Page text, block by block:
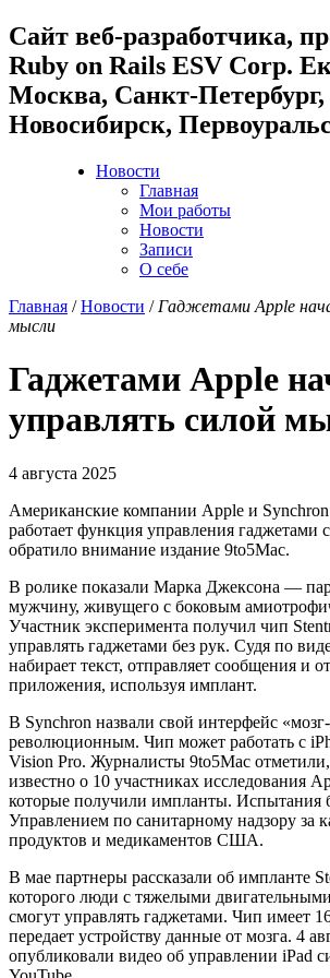
Cайт веб-разработчика,
Ruby on Rails ESV Corp.
Москва, Санкт-Петербург,
Новосибирск,
Новости
Главная
Мои работы
Новости
Записи
О себе
Главная /Новости / Гаджетами Apple
мысли
Гаджетами Apple
управлять силой
4 августа 2025
Американские компании Apple и Synchron
работает функция управления гаджетами
обратило внимание издание 9to5Mac.
В ролике показали Марка Джексона —
мужчину, живущего с боковым
Участник эксперимента получил чип
управлять гаджетами без рук. Судя по
набирает текст, отправляет сообщения и
приложения, используя имплант.
В Synchron назвали свой интерфейс
революционным. Чип может работать с
Vision Pro. Журналисты 9to5Mac отметили,
известно о 10 участниках исследования
которые получили импланты. Испытания
Управлением по санитарному надзору за
продуктов и медикаментов США.
В мае партнеры рассказали об импланте
которого люди с тяжелыми
смогут управлять гаджетами. Чип имеет
передает устройству данные от мозга. 4
опубликовали видео об управлении iPad